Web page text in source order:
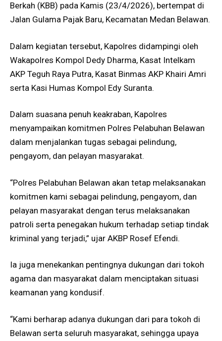
Berkah (KBB) pada Kamis (23/4/2026), bertempat di
Jalan Gulama Pajak Baru, Kecamatan Medan Belawan.
Dalam kegiatan tersebut, Kapolres didampingi oleh
Wakapolres Kompol Dedy Dharma, Kasat Intelkam
AKP Teguh Raya Putra, Kasat Binmas AKP Khairi Amri
serta Kasi Humas Kompol Edy Suranta.
Dalam suasana penuh keakraban, Kapolres
menyampaikan komitmen Polres Pelabuhan Belawan
dalam menjalankan tugas sebagai pelindung,
pengayom, dan pelayan masyarakat.
“Polres Pelabuhan Belawan akan tetap melaksanakan
komitmen kami sebagai pelindung, pengayom, dan
pelayan masyarakat dengan terus melaksanakan
patroli serta penegakan hukum terhadap setiap tindak
kriminal yang terjadi,” ujar AKBP Rosef Efendi.
Ia juga menekankan pentingnya dukungan dari tokoh
agama dan masyarakat dalam menciptakan situasi
keamanan yang kondusif.
“Kami berharap adanya dukungan dari para tokoh di
Belawan serta seluruh masyarakat, sehingga upaya